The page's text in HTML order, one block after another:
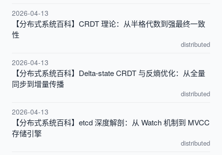
2026-04-13
【分布式系统百科】CRDT 理论：从半格代数到强最终一致
性
distributed
2026-04-13
【分布式系统百科】Delta-state CRDT 与反熵优化：从全量
同步到增量传播
distributed
2026-04-13
【分布式系统百科】etcd 深度解剖：从 Watch 机制到 MVCC
存储引擎
distributed